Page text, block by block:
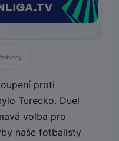
proti
Turecko. Duel
volba pro
naše fotbalisty